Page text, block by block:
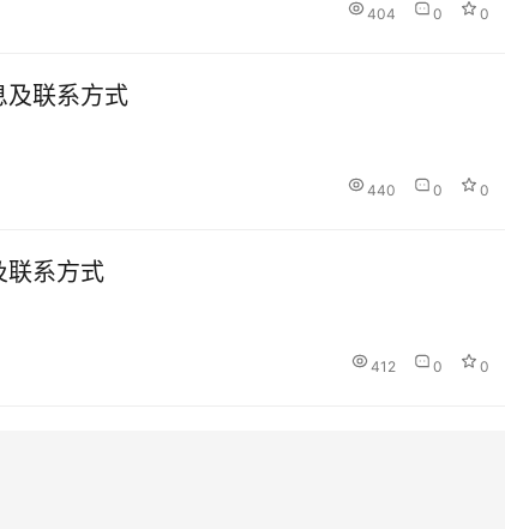
404 0 0
及联系方式
440 0 0
联系方式
412 0 0